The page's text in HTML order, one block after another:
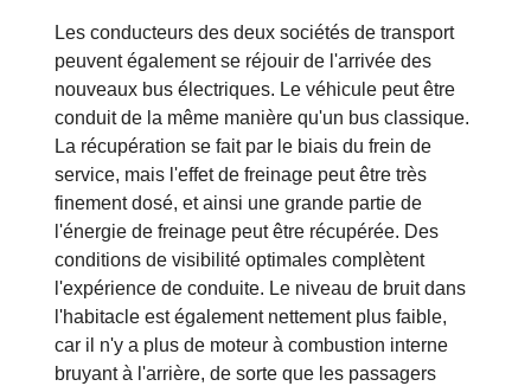
Les conducteurs des deux sociétés de transport
peuvent également se réjouir de l'arrivée des
nouveaux bus électriques. Le véhicule peut être
conduit de la même manière qu'un bus classique.
La récupération se fait par le biais du frein de
service, mais l'effet de freinage peut être très
finement dosé, et ainsi une grande partie de
l'énergie de freinage peut être récupérée. Des
conditions de visibilité optimales complètent
l'expérience de conduite. Le niveau de bruit dans
l'habitacle est également nettement plus faible,
car il n'y a plus de moteur à combustion interne
bruyant à l'arrière, de sorte que les passagers